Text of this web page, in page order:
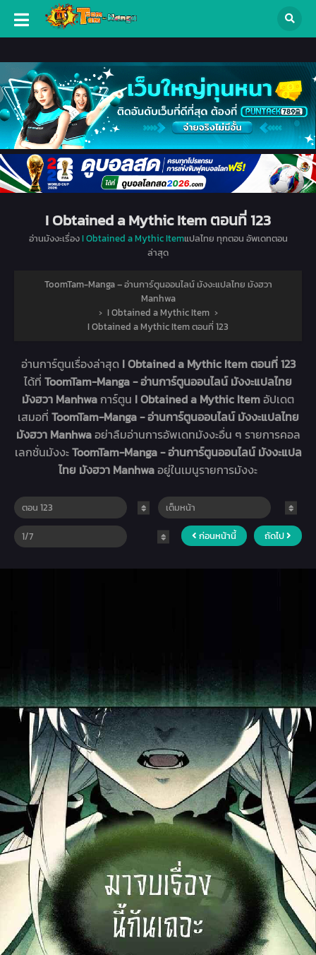
I Obtained a Mythic Item ตอนที่ 123
อ่านมังงะเรื่องI Obtained a Mythic Itemแปลไทย ทุกตอน อัพเดทตอน
ล่าสุด
ToomTam-Manga – อ่านการ์ตูนออนไลน์ มังงะแปลไทย มังฮวา
Manhwa
› I Obtained a Mythic Item ›
I Obtained a Mythic Item ตอนที่ 123
อ่านการ์ตูนเรื่องล่าสุด I Obtained a Mythic Item ตอนที่ 123
ได้ที่ ToomTam-Manga - อ่านการ์ตูนออนไลน์ มังงะแปลไทย
มังฮวา Manhwaการ์ตูน I Obtained a Mythic Itemอัปเดต
เสมอที่ ToomTam-Manga - อ่านการ์ตูนออนไลน์ มังงะแปลไทย
มังฮวา Manhwaอย่าลืมอ่านการอัพเดทมังงะอื่น ๆ รายการคอล
เลกชั่นมังงะToomTam-Manga - อ่านการ์ตูนออนไลน์ มังงะแปล
ไทย มังฮวา Manhwaอยู่ในเมนูรายการมังงะ
ก่อนหน้านี้ ถัดไป